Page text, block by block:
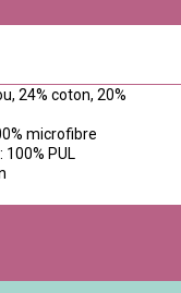
24% coton, 20%
microfibre
PUL